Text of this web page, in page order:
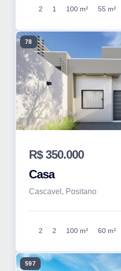
2 1 100 m² 55 m²
78
R$ 350.000
Casa
Cascavel, Positano
2 2 100 m² 60 m²
597